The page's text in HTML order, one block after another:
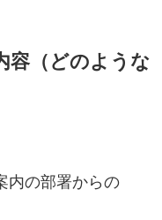
容（どのような
内の部署からの